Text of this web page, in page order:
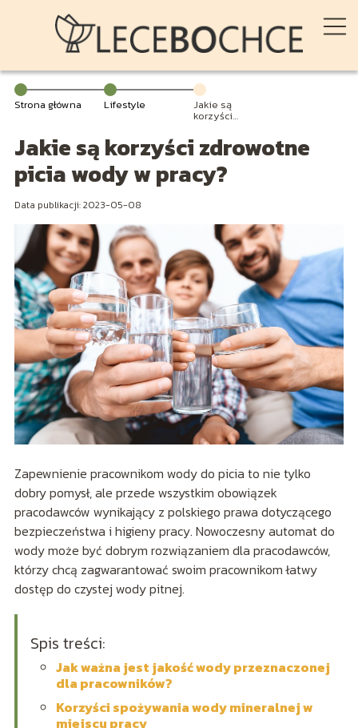
Strona główna Lifestyle Jakie są
korzyści
wody w pracy?
Jakie są korzyści zdrowotne
picia wody w pracy?
Data publikacji: 2023-05-08
Zapewnienie pracownikom wody do picia to nie tylko
dobry pomysł, ale przede wszystkim obowiązek
pracodawców wynikający z polskiego prawa dotyczącego
bezpieczeństwa i higieny pracy. Nowoczesny automat do
wody może być dobrym rozwiązaniem dla pracodawców,
którzy chcą zagwarantować swoim pracownikom łatwy
dostęp do czystej wody pitnej.
Spis treści:
Jak ważna jest jakość wody przeznaczonej
dla pracowników?
Korzyści spożywania wody mineralnej w
miejscu pracy